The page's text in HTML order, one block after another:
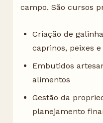
campo. São cursos
Criação de
caprinos, peixes e
Embutidos
alimentos
Gestão da
planejamento